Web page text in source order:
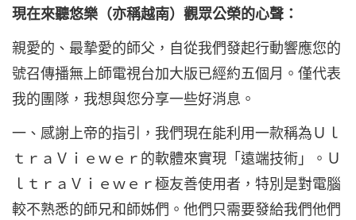
現在來聽悠樂（亦稱越南） 觀眾公榮的心聲：
親愛的、最摯愛的師父，自從我們發起行動響應您的
號召傳播無上師電視台加大版已經約五個月。僅代表
我的團隊，我想與您分享一些好消息。
一、感謝上帝的指引，我們現在能利用一款稱為Ｕｌ
ｔｒａＶｉｅｗｅｒ的軟體來實現「遠端技術」。Ｕ
ｌｔｒａＶｉｅｗｅｒ極友善使用者，特別是對電腦
較不熟悉的師兄和師姊們。他們只需要發給我們他們